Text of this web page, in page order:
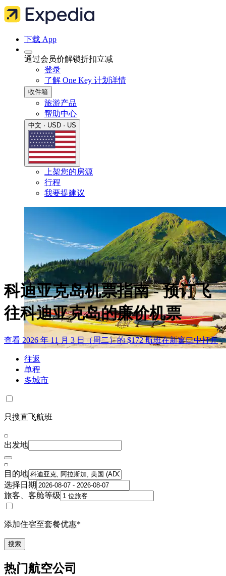
下载 App
通过会员价解锁折扣立减
登录
了解 One Key 计划详情
收件箱
旅游产品
帮助中心
中文 · USD · US
上架您的房源
行程
我要提建议
科迪亚克岛机票指南 - 预订飞
往科迪亚克岛的廉价机票
查看 2026 年 11 月 3 日（周二）的 $172 航班在新窗口中打开
往返
单程
多城市
只搜直飞航班
出发地
目的地
选择日期
旅客、客舱等级
添加住宿至套餐优惠*
搜索
热门航空公司